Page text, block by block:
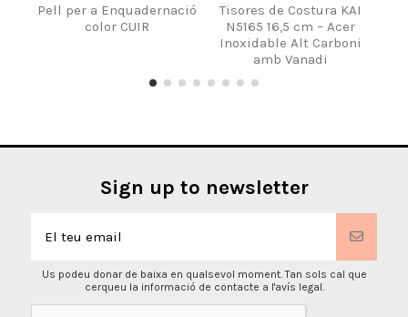
Pell per a Enquadernació
color CUIR
Tisores de Costura KAI
N5165 16,5 cm – Acer
Inoxidable Alt Carboni
amb Vanadi
Sign up to newsletter
Us podeu donar de baixa en qualsevol moment. Tan sols cal que
cerqueu la informació de contacte a l'avís legal.